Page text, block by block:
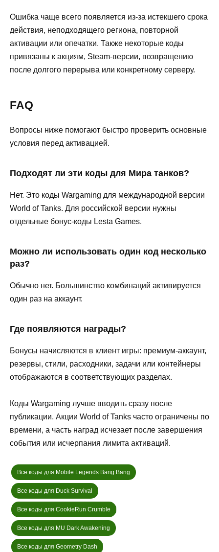
Ошибка чаще всего появляется из-за истекшего срока
действия, неподходящего региона, повторной
активации или опечатки. Также некоторые коды
привязаны к акциям, Steam-версии, возвращению
после долгого перерыва или конкретному серверу.
FAQ
Вопросы ниже помогают быстро проверить основные
условия перед активацией.
Подходят ли эти коды для Мира танков?
Нет. Это коды Wargaming для международной версии
World of Tanks. Для российской версии нужны
отдельные бонус-коды Lesta Games.
Можно ли использовать один код несколько
раз?
Обычно нет. Большинство комбинаций активируется
один раз на аккаунт.
Где появляются награды?
Бонусы начисляются в клиент игры: премиум-аккаунт,
резервы, стили, расходники, задачи или контейнеры
отображаются в соответствующих разделах.
Коды Wargaming лучше вводить сразу после
публикации. Акции World of Tanks часто ограничены по
времени, а часть наград исчезает после завершения
события или исчерпания лимита активаций.
Все коды для Mobile Legends Bang Bang
Все коды для Duck Survival
Все коды для CookieRun Crumble
Все коды для MU Dark Awakening
Все коды для Geometry Dash